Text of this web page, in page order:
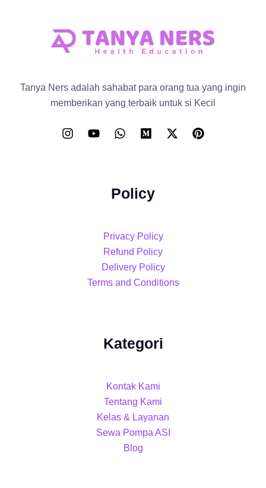
Tanya Ners adalah sahabat para orang tua yang ingin
memberikan yang terbaik untuk si Kecil
Policy
Privacy Policy
Refund Policy
Delivery Policy
Terms and Conditions
Kategori
Kontak Kami
Tentang Kami
Kelas & Layanan
Sewa Pompa ASI
Blog